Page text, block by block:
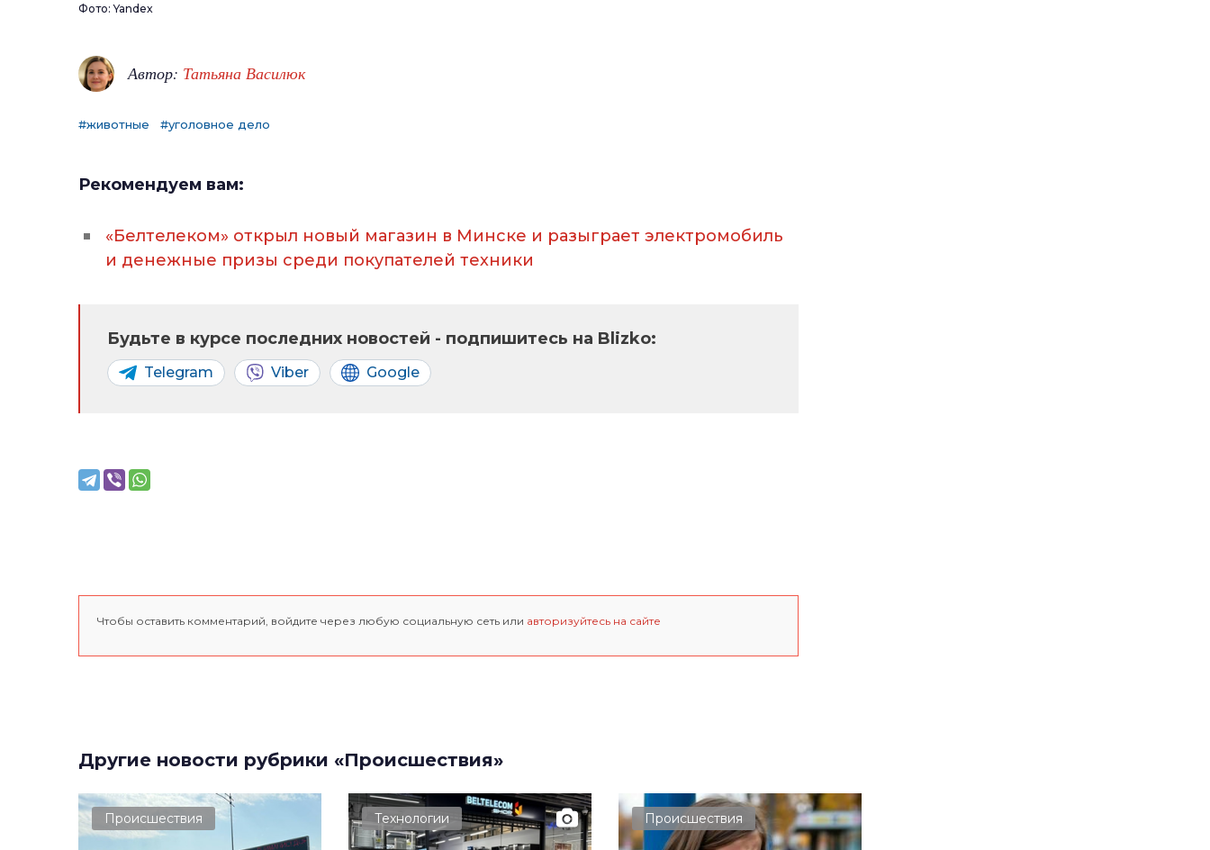
Фото: Yandex
Автор: Татьяна Василюк
#животные #уголовное дело
Рекомендуем вам:
«Белтелеком» открыл новый магазин в Минске и разыграет электромобиль
и денежные призы среди покупателей техники
Будьте в курсе последних новостей - подпишитесь на Blizko:
Telegram Viber Google
Чтобы оставить комментарий, войдите через любую социальную сеть или авторизуйтесь на сайте
Другие новости рубрики «Происшествия»
Происшествия Технологии Происшествия